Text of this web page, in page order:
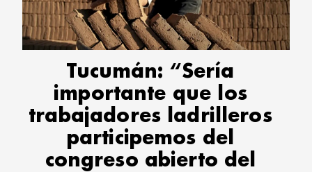
CORREO DE LECTORES
DEBATE
ARCHIVO
DECLARACIONES
ALTAMIRA RESPONDE
Política Obrera Revista
CONTACTO
Tucumán: “Sería
importante que los
trabajadores ladrilleros
participemos del
congreso abierto del